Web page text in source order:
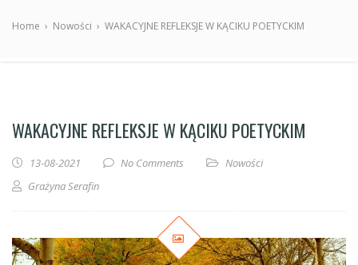
Home › Nowości › WAKACYJNE REFLEKSJE W KĄCIKU POETYCKIM
WAKACYJNE REFLEKSJE W KĄCIKU POETYCKIM
13-08-2021 No Comments
Nowości
Grażyna Serafin